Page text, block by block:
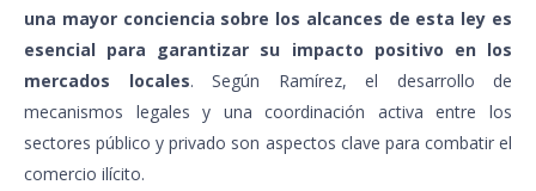
una mayor conciencia sobre los alcances de esta ley es
esencial para garantizar su impacto positivo en los
mercados locales. Según Ramírez, el desarrollo de
mecanismos legales y una coordinación activa entre los
sectores público y privado son aspectos clave para combatir el
comercio ilícito.